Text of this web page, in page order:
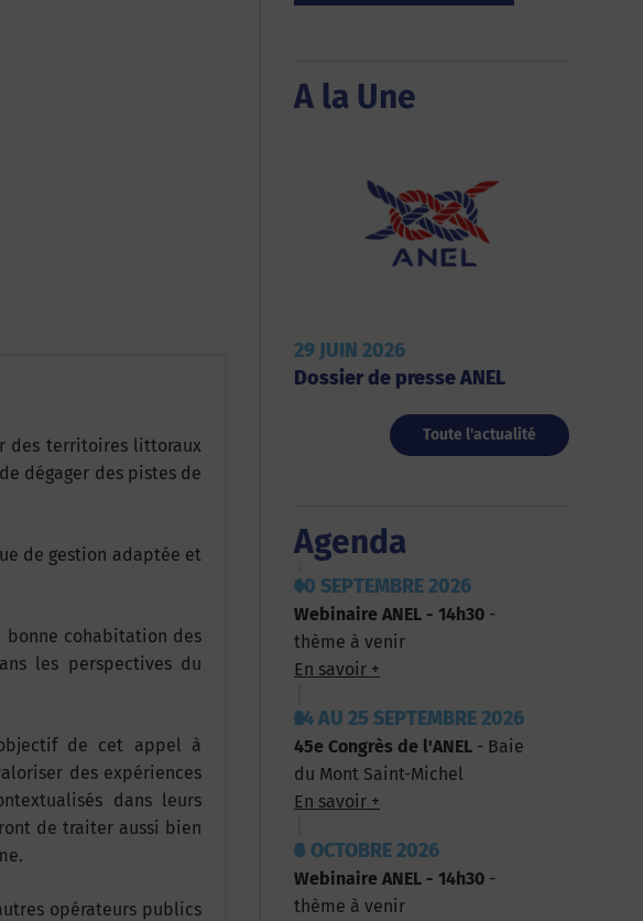
des territoires littoraux
dégager des pistes de
de gestion adaptée et
cohabitation des
les perspectives du
de cet appel à
des expériences
dans leurs
de traiter aussi bien
opérateurs publics
A la Une
29 JUIN 2026
Dossier de presse ANEL
Toute l'actualité
Agenda
10 SEPTEMBRE 2026
Webinaire ANEL - 14h30 -
thème à venir
En savoir +
24 AU 25 SEPTEMBRE 2026
45e Congrès de l'ANEL - Baie
du Mont Saint-Michel
En savoir +
8 OCTOBRE 2026
Webinaire ANEL - 14h30 -
thème à venir